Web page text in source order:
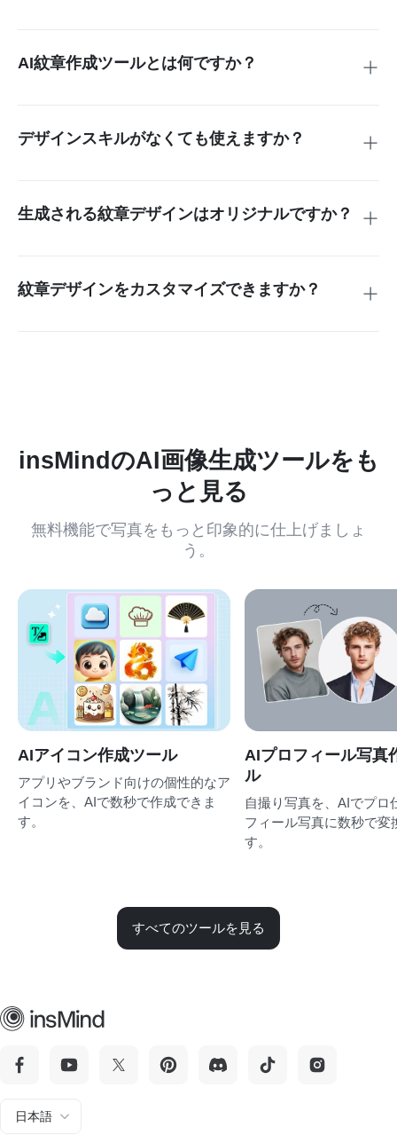
族、組織を識別するために生まれました。シンボル、色、
兜、クレスト、モットーなどを組み合わせて、ひとつの物語
AI紋章作成ツールとは何ですか？
です。プロンプトにデザインの詳細を入力すると、紋章風の
ユニークなエンブレムを短時間で生成できます。
デザインスキルがなくても使えますか？
成したい紋章の内容をプロンプトに入力し、必要な詳細を伝
えるだけで使えます。その後「生成」をタップすれば、数秒
生成される紋章デザインはオリジナルですか？
ィング用、創作用など、どの用途でも毎回パーソナライズさ
れたオリジナルデザインを作成できます。
紋章デザインをカスタマイズできますか？
insMindのAI画像生成ツールをも
っと見る
無料機能で写真をもっと印象的に仕上げましょ
う。
AIアイコン作成ツール
アプリやブランド向けの個性的なア
イコンを、AIで数秒で作成できま
す。
AIプロフィール写真
ル
自撮り写真を、AIでプロ
フィール写真に数秒で変
す。
すべてのツールを見る
日本語